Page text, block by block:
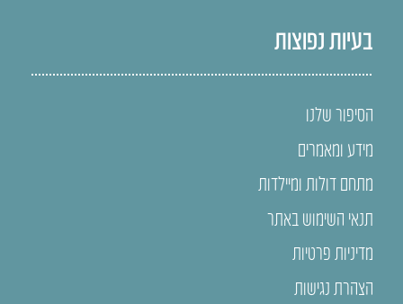
בעיות נפוצות
הסיפור שלנו
מידע ומאמרים
מתחם דולות ומיילדות
תנאי השימוש באתר
מדיניות פרטיות
הצהרת נגישות